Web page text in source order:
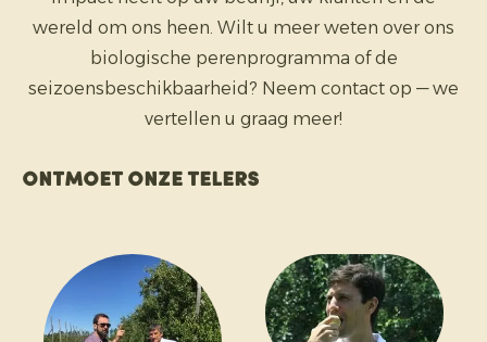
wereld om ons heen. Wilt u meer weten over ons
biologische perenprogramma of de
seizoensbeschikbaarheid? Neem contact op — we
vertellen u graag meer!
Ontmoet onze telers